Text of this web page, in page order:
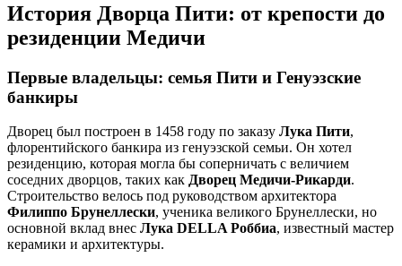
История Дворца Пити: от крепости до
резиденции Медичи
Первые владельцы: семья Пити и Генуэзские
банкиры
Дворец был построен в 1458 году по заказу Лука Пити,
флорентийского банкира из генуэзской семьи. Он хотел
резиденцию, которая могла бы соперничать с величием
соседних дворцов, таких как Дворец Медичи-Рикарди.
Строительство велось под руководством архитектора
Филиппо Брунеллески, ученика великого Брунеллески, но
основной вклад внес Лука DELLA Роббиа, известный мастер
керамики и архитектуры.